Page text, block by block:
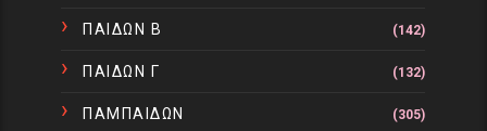
ΠΑΙΔΩΝ Β (142)
ΠΑΙΔΩΝ Γ (132)
ΠΑΜΠΑΙΔΩΝ (305)